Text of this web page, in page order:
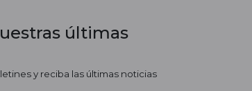
últimas
y reciba las últimas noticias